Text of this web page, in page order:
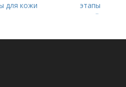
для кожи
этапы
взаимодействия
социального бытия